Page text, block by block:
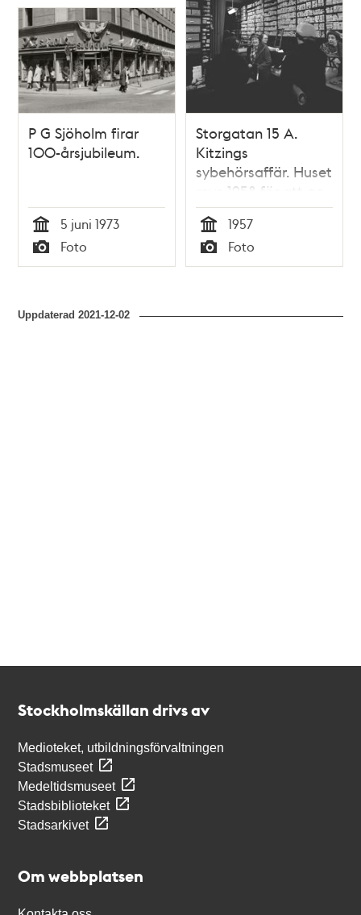
P G Sjöholm firar
100-årsjubileum.
Tid
5 juni 1973
Typ
Foto
Storgatan 15 A.
Kitzings
sybehörsaffär. Huset
revs 1958 för att ge
plats åt
Industriförbundet
Tid
1957
Typ
Foto
Uppdaterad2021-12-02
Stockholmskällan drivs av
Medioteket, utbildningsförvaltningen
Stadsmuseet
Medeltidsmuseet
Stadsbiblioteket
Stadsarkivet
Om webbplatsen